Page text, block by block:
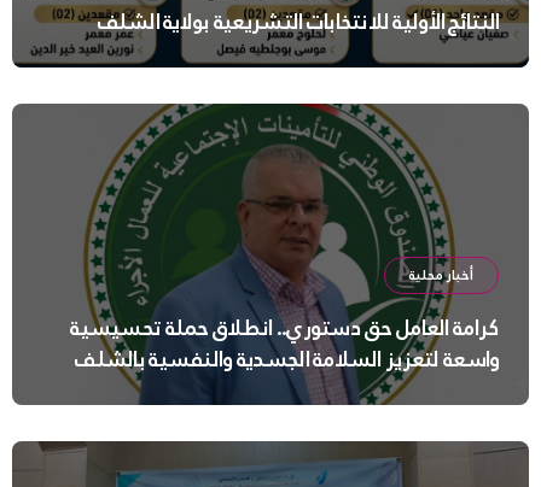
النتائج الأولية للانتخابات التشريعية بولاية الشلف
أخبار محلية
كرامة العامل حق دستوري.. انطلاق حملة تحسيسية
واسعة لتعزيز السلامة الجسدية والنفسية بالشلف